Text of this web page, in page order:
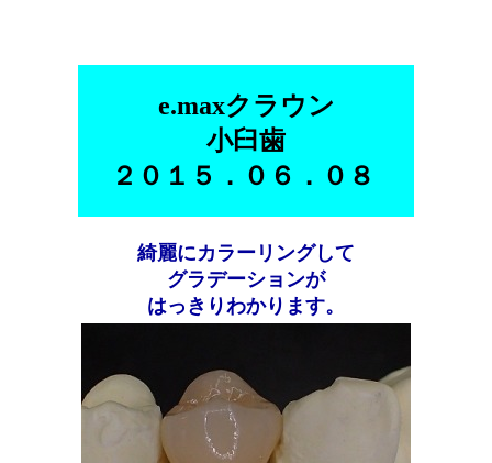
e.maxクラウン
小臼歯
２０１５．０６．０８
綺麗にカラーリングして
グラデーションが
はっきりわかります。